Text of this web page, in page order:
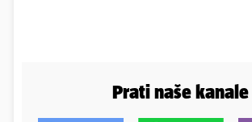
Prati naše kanale